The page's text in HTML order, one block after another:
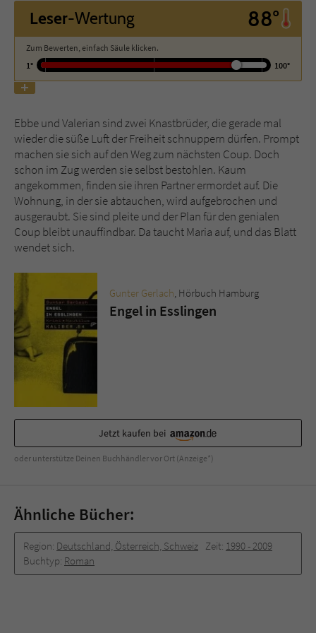
Leser-Wertung 88°
Zum Bewerten, einfach Säule klicken.
1°
100°
Ebbe und Valerian sind zwei Knastbrüder, die gerade mal
wieder die süße Luft der Freiheit schnuppern dürfen. Prompt
machen sie sich auf den Weg zum nächsten Coup. Doch
schon im Zug werden sie selbst bestohlen. Kaum
angekommen, finden sie ihren Partner ermordet auf. Die
Wohnung, in der sie abtauchen, wird aufgebrochen und
ausgeraubt. Sie sind pleite und der Plan für den genialen
Coup bleibt unauffindbar. Da taucht Maria auf, und das Blatt
wendet sich.
Gunter Gerlach, Hörbuch Hamburg
Engel in Esslingen
Jetzt kaufen bei
oder unterstütze Deinen Buchhändler vor Ort (Anzeige*)
Ähnliche Bücher:
Region: Deutschland, Österreich, Schweiz Zeit: 1990 -­ 2009
Buchtyp: Roman
Name tx_pwcomments_ahash
Anbieter Literatur-Couch Medien GmbH & Co. KG
Laufzeit
Zweck Cookie für Kommentare einzelner Buchtitel
Name fe_typo_user
Anbieter Literatur-Couch Medien GmbH & Co. KG
Laufzeit
Zweck
Kommunikation der Webseite mit dem
Benutzer. Es wird benötigt um z. B. den
Sicherheitscode des Kontaktformulars zu